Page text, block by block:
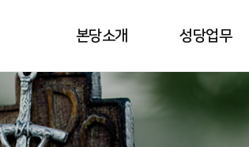
본당소개 성당업무